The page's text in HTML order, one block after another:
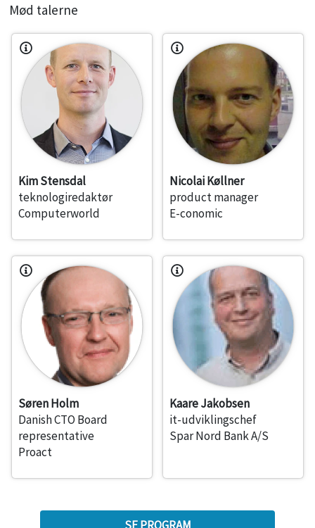
Mød talerne
Kim Stensdal
teknologiredaktør
Computerworld
Nicolai Køllner
product manager
E-conomic
Søren Holm
Danish CTO Board
representative
Proact
Kaare Jakobsen
it-udviklingschef
Spar Nord Bank A/S